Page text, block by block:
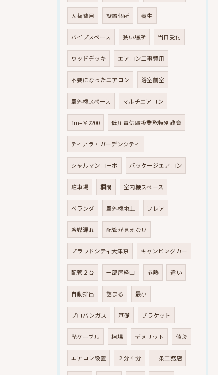
入替費用 設置個所 養生
パイプスペース 狭い場所 当日受付
ウッドデッキ エアコン工事費用
不要になったエアコン 浴室前室
室外機スペース マルチエアコン
1m=￥2200 低圧電気取扱業務特別教育
ティアラ・ガーデンシティ
シャルマンコーポ パッケージエアコン
駐車場 欄間 室内機スペース
ベランダ 室外機地上 フレア
冷媒漏れ 配管が見えない
プラウドシティ大津京 キャンピングカー
配管２台 一部屋経由 排熱 違い
自動排出 詰まる 最小
プロパンガス 基礎 ブラケット
光ケーブル 相場 デメリット 値段
エアコン設置 ２分４分 一条工務店